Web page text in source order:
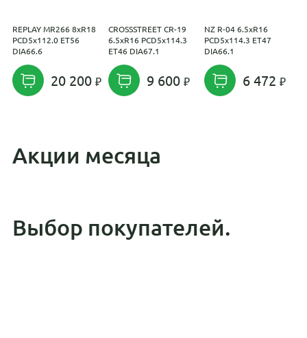
REPLAY MR266 8xR18
PCD5x112.0 ET56
DIA66.6
20 200
CROSSSTREET CR-19
6.5xR16 PCD5x114.3
ET46 DIA67.1
9 600
NZ R-04 6.5xR16
PCD5x114.3 ET47
DIA66.1
6 472
Акции месяца
Выбор покупателей.